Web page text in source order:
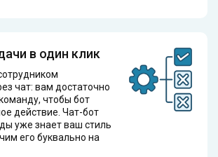
в один клик
чат: вам достаточно
чтобы бот
действие. Чат-бот
уже знает ваш стиль
его буквально на